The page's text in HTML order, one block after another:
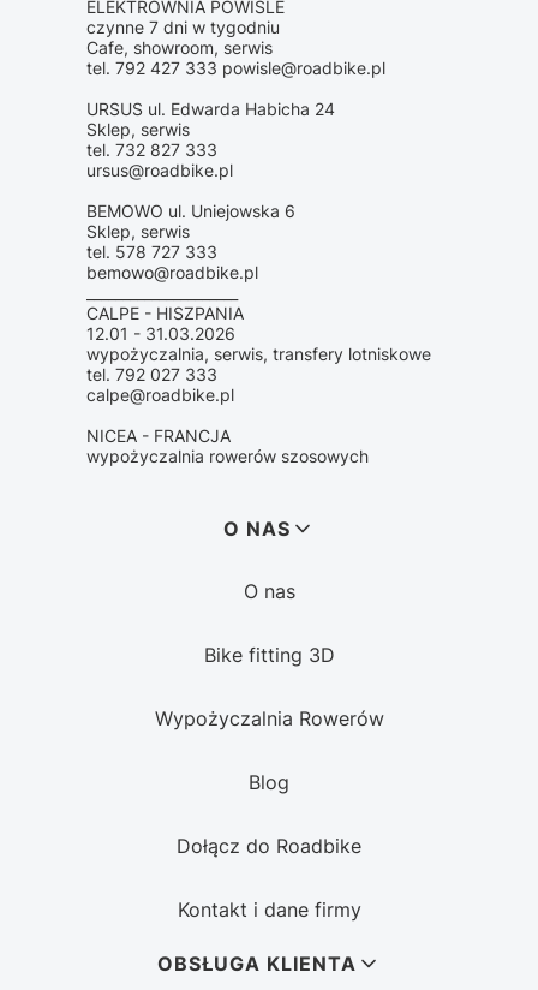
ELEKTROWNIA POWIŚLE
czynne 7 dni w tygodniu
Cafe, showroom, serwis
tel. 792 427 333 powisle@roadbike.pl
URSUS ul. Edwarda Habicha 24
Sklep, serwis
tel. 732 827 333
ursus@roadbike.pl
BEMOWO ul. Uniejowska 6
Sklep, serwis
tel. 578 727 333
bemowo@roadbike.pl
CALPE - HISZPANIA
12.01 - 31.03.2026
wypożyczalnia, serwis, transfery lotniskowe
tel. 792 027 333
calpe@roadbike.pl
NICEA - FRANCJA
wypożyczalnia rowerów szosowych
O NAS
O nas
Bike fitting 3D
Wypożyczalnia Rowerów
Blog
Dołącz do Roadbike
Kontakt i dane firmy
OBSŁUGA KLIENTA